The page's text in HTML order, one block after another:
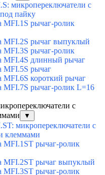
микропереключатели с
пайку
MFI.1S рычаг-ролик
MFI.2S рычаг выпуклый
MFI.3S рычаг-ролик
MFI.4S длинный рычаг
MFI.5S рычаг
MFI.6S короткий рычаг
MFI.7S рычаг-ролик L=16
с
▼
микропереключатели с
клеммами
MFI.1ST рычаг-ролик
MFI.2ST рычаг выпуклый
MFI.3ST рычаг-ролик